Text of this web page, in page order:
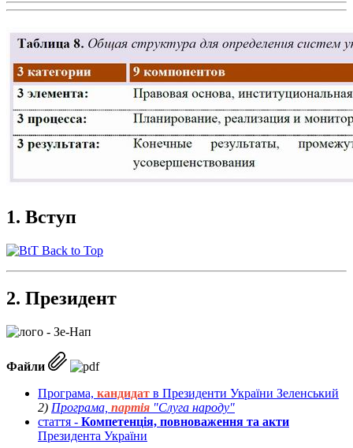
1. Вступ
Back to Top
2. Президент
Файли
Програма, кандидат в Президенти України Зеленський
2) Програма, партія "Слуга народу"
стаття - Компетенція, повноваження та акти
Президента України